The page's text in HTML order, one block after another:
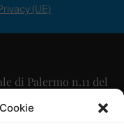
(UE)
di Palermo n.11 del